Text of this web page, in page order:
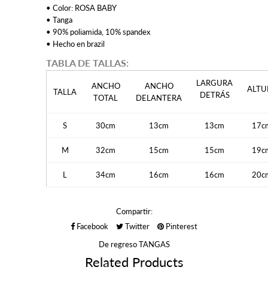
• Color: ROSA BABY
• Tanga
• 90% poliamida, 10% spandex
• Hecho en brazil
TABLA DE TALLAS:
TALLA
ANCHO
TOTAL
ANCHO
DELANTERA
LARGURA
DETRÁS
S 30cm 13cm 13cm
M 32cm 15cm 15cm
L 34cm 16cm 16cm
Compartir:
Facebook
Twitter
Pinterest
De regresoTANGAS
Related Products